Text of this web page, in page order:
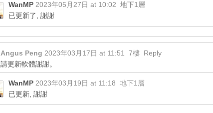
WanMP 2023年05月27日 at 10:02 地下1層
已更新了, 謝謝
Angus Peng 2023年03月17日 at 11:51 7樓 Reply
請更新軟體謝謝。
WanMP 2023年03月19日 at 11:18 地下1層
已更新, 謝謝